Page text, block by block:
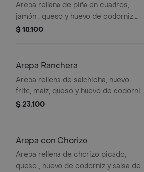
Arepa rellana de piña en cuadros,
jamón , queso y huevo de codorniz,
salsa de piña.
$ 18.100
Arepa Ranchera
Arepa rellena de salchicha, huevo
frito, maíz, queso y huevo de codorniz
salsa de la casa.
$ 23.100
Arepa con Chorizo
Arepa rellena de chorizo picado,
queso , huevo de codorniz y salsa de